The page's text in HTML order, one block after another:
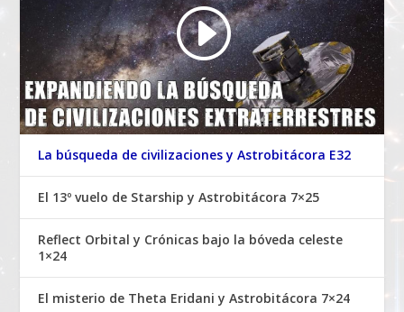
La búsqueda de civilizaciones y Astrobitácora E32
El 13º vuelo de Starship y Astrobitácora 7×25
Reflect Orbital y Crónicas bajo la bóveda celeste
1×24
El misterio de Theta Eridani y Astrobitácora 7×24